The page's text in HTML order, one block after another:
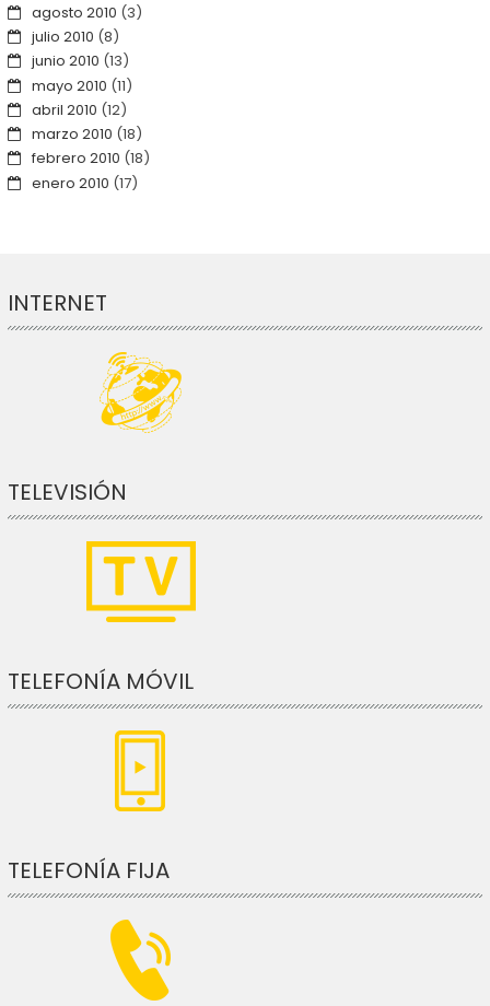
agosto 2010 (3)
julio 2010 (8)
junio 2010 (13)
mayo 2010 (11)
abril 2010 (12)
marzo 2010 (18)
febrero 2010 (18)
enero 2010 (17)
INTERNET
TELEVISIÓN
TELEFONÍA MÓVIL
TELEFONÍA FIJA